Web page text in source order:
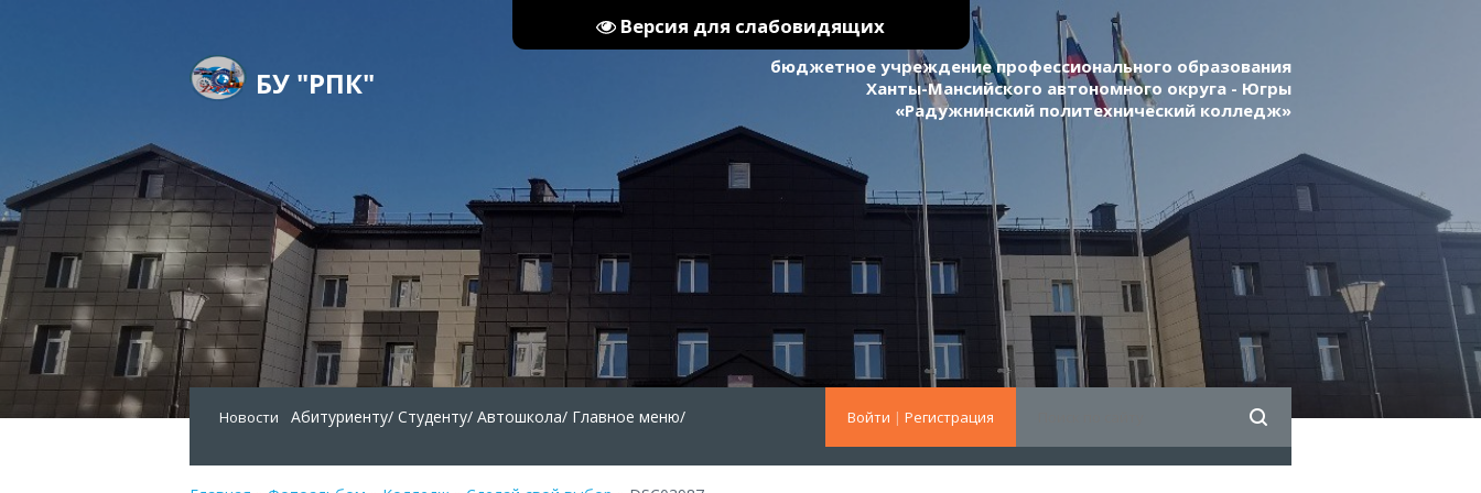
Версия для слабовидящих
БУ "РПК"
бюджетное учреждение профессионального образования
Ханты-Мансийского автономного округа - Югры
«Радужнинский политехнический колледж»
Войти | Регистрация
Новости Абитуриенту/ Студенту/ Автошкола/ Главное меню/